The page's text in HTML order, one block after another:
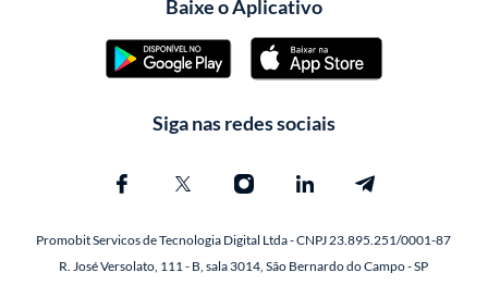
Baixe o Aplicativo
Siga nas redes sociais
Promobit Servicos de Tecnologia Digital Ltda - CNPJ 23.895.251/0001-87
R. José Versolato, 111 - B, sala 3014, São Bernardo do Campo - SP